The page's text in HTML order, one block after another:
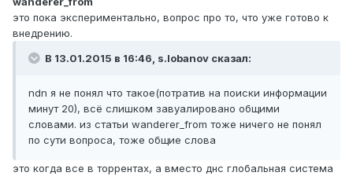
это пока экспериментально, вопрос про то, что уже готово к
внедрению.
В 13.01.2015 в 16:46, s.lobanov сказал:
ndn я не понял что такое(потратив на поиски информации
минут 20), всё слишком завуалировано общими
словами. из статьи wanderer_from тоже ничего не понял
по сути вопроса, тоже общие слова
это когда все в торрентах, а вместо днс глобальная система